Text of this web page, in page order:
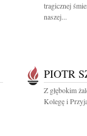
tragicznej
naszej...
PIOTR
Z głębokim
Kolegę i